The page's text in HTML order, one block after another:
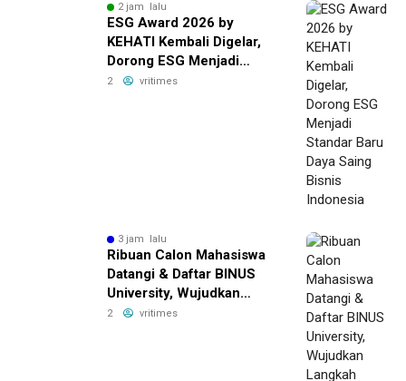
2 jam lalu
ESG Award 2026 by
KEHATI Kembali Digelar,
Dorong ESG Menjadi
Standar Baru Daya Saing
2 vritimes
3 jam lalu
Ribuan Calon Mahasiswa
Datangi & Daftar BINUS
University, Wujudkan
Langkah Awal Menuju
2 vritimes